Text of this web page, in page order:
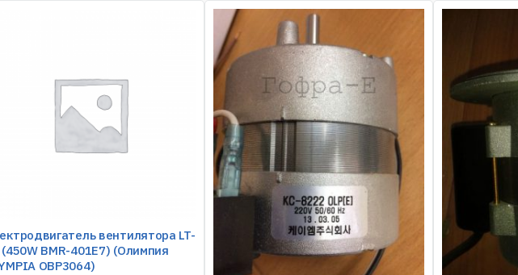
вентилятора LT-
BMR-401E7) (Олимпия
OBP3064)